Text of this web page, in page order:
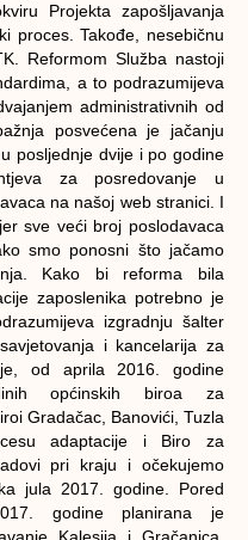
Projekta zapošljavanja
proces. Takođe, nesebičnu
Reformom Služba nastoji
a to podrazumijeva
administrativnih od
posvećena je jačanju
posljednje dvije i po godine
za posredovanje u
na našoj web stranici. I
sve veći broj poslodavaca
smo ponosni što jačamo
Kako bi reforma bila
zaposlenika potrebno je
izgradnju šalter
i kancelarija za
je, od aprila 2016. godine
općinskih biroa za
Gradačac, Banovići, Tuzla
adaptacije i Biro za
pri kraju i očekujemo
jula 2017. godine. Pored
godine planirana je